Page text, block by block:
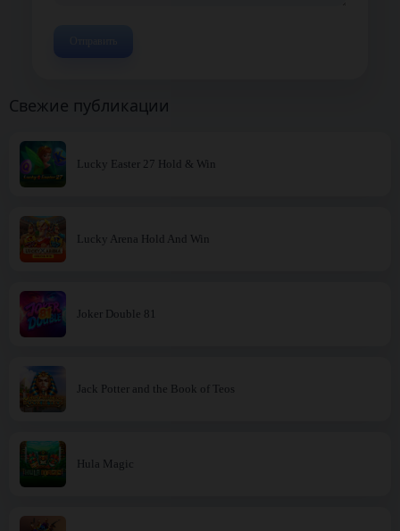
Свежие публикации
Lucky Easter 27 Hold & Win
Lucky Arena Hold And Win
Joker Double 81
Jack Potter and the Book of Teos
Hula Magic